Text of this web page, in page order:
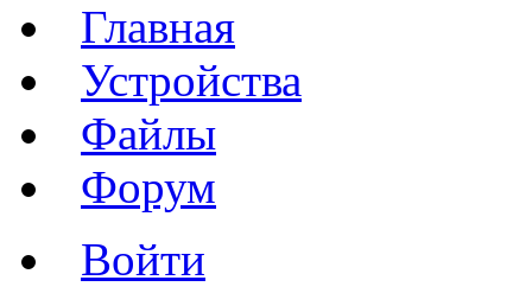
Главная
Устройства
Файлы
Форум
Войти